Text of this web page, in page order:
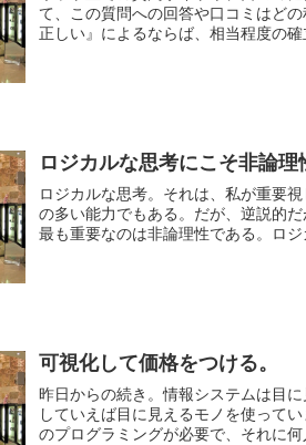
て、この質問への回答や口コミはど
正しい』によるならば、相当程度の
ロジカルな思考にこそ非論理
ロジカルな思考。それは、私が重要
の多い能力でもある。だが、逆説的
最も重要なのは非論理性である。ロ
可視化して価格をつける。
昨日からの続き。情報システムは目
していえば目に見えるモノを使って
のプログラミングが必要で、それに